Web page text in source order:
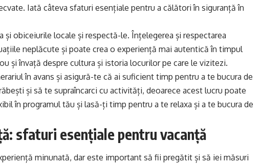
Iată câteva sfaturi esențiale pentru a călători în siguranță în
și obiceiurile locale și respectă-le. Înțelegerea și respectarea
neplăcute și poate crea o experiență mai autentică în timpul
și învață despre cultura și istoria locurilor pe care le vizitezi.
în avans și asigură-te că ai suficient timp pentru a te bucura de
și să te supraîncarci cu activități, deoarece acest lucru poate
în programul tău și lasă-ți timp pentru a te relaxa și a te bucura de
sfaturi esențiale pentru vacanță
minunată, dar este important să fii pregătit și să iei măsuri